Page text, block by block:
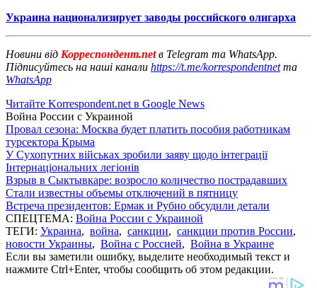
Украина национализирует заводы российского олигарха
Новини від Корреспондент.netв Telegram та WhatsApp.
Підписуйтесь на наші канали https://t.me/korrespondentnetта
WhatsApp
Читайте Korrespondent.net в Google News
Война России с Украиной
Провал сезона: Москва будет платить пособия работникам
турсектора Крыма
У Сухопутних військах зробили заяву щодо інтеграції
Інтернаціональних легіонів
Взрыв в Сыктывкаре: возросло количество пострадавших
Стали известны объемы отключений в пятницу
Встреча президентов: Ермак и Рубио обсудили детали
СПЕЦТЕМА: Война России с Украиной
ТЕГИ: Украина, война, санкции, санкции против России,
новости Украины, Война с Россией, Война в Украине
Если вы заметили ошибку, выделите необходимый текст и
нажмите Ctrl+Enter, чтобы сообщить об этом редакции.